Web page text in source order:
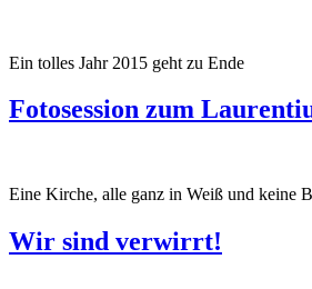
Ein tolles Jahr 2015 geht zu Ende
Fotosession zum
Eine Kirche, alle ganz in Weiß und keine
Wir sind verwirrt!